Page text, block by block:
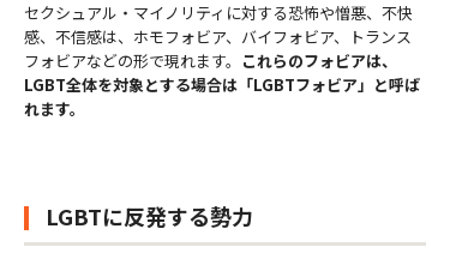
セクシュアル・マイノリティに対する恐怖や憎悪、不快
感、不信感は、ホモフォビア、バイフォビア、トランス
フォビアなどの形で現れます。 これらのフォビアは、
LGBT全体を対象とする場合は「LGBTフォビア」と呼ば
れます。
LGBTに反発する勢力